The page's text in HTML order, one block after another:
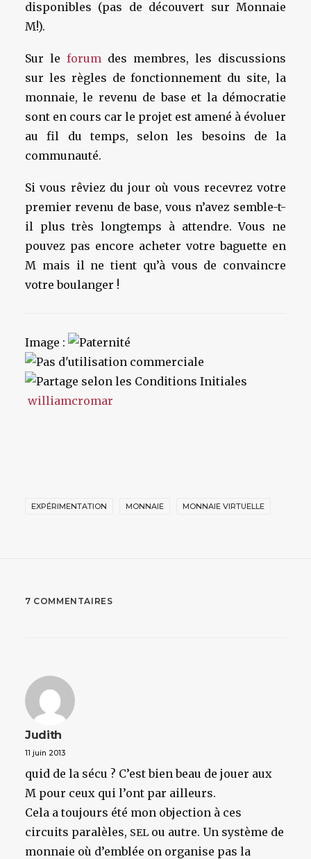
disponibles (pas de découvert sur Monnaie
M!).
Sur le forum des membres, les discussions
sur les règles de fonctionnement du site, la
monnaie, le revenu de base et la démocratie
sont en cours car le projet est amené à évoluer
au fil du temps, selon les besoins de la
communauté.
Si vous rêviez du jour où vous recevrez votre
premier revenu de base, vous n’avez semble-t-
il plus très longtemps à attendre. Vous ne
pouvez pas encore acheter votre baguette en
M mais il ne tient qu’à vous de convaincre
votre boulanger !
Image :
williamcromar
EXPÉRIMENTATION MONNAIE MONNAIE VIRTUELLE
7 COMMENTAIRES
Judith
11 juin 2013
quid de la sécu ? C’est bien beau de jouer aux
M pour ceux qui l’ont par ailleurs.
Cela a toujours été mon objection à ces
circuits paralèles, SEL ou autre. Un système de
monnaie où d’emblée on organise pas la